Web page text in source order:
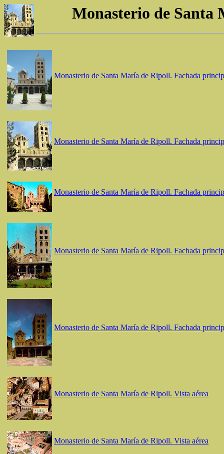
Monasterio de Santa
Monasterio de Santa María de Ripoll. Fachada
Monasterio de Santa María de Ripoll. Fachada
Monasterio de Santa María de Ripoll. Fachada
Monasterio de Santa María de Ripoll. Fachada
Monasterio de Santa María de Ripoll. Fachada
Monasterio de Santa María de Ripoll. Vista aérea
Monasterio de Santa María de Ripoll. Vista aérea